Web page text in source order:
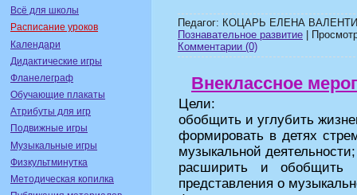
Всё для школы
Расписание уроков
Календари
Дидактические игры
Фланелеграф
Обучающие плакаты
Атрибуты для игр
Подвижные игры
Музыкальные игры
Физкультминутка
Методическая копилка
Педагог: КОЦАРЬ ЕЛЕНА
Познавательное развитие |
Комментарии (0)
Внеклассное
Цели:
обобщить и углубить
формировать в детях
музыкальной деятельности;
расширить и обобщить
представления о